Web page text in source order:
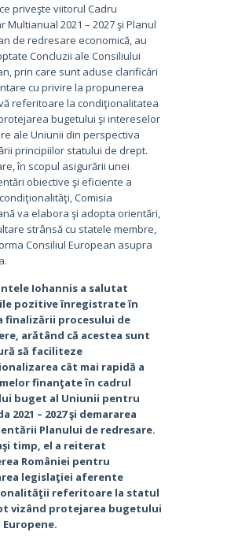
priveşte viitorul Cadru
Multianual 2021 – 2027 şi Planul
de redresare economică, au
Concluzii ale Consiliului
prin care sunt aduse clarificări
cu privire la propunerea
referitoare la condiţionalitatea
bugetului şi intereselor
ale Uniunii din perspectiva
principiilor statului de drept.
în scopul asigurării unei
obiective şi eficiente a
Comisia
va elabora şi adopta orientări,
strânsă cu statele membre,
Consiliul European asupra
Iohannis a salutat
pozitive înregistrate în
finalizării procesului de
arătând că acestea sunt
să faciliteze
cât mai rapidă a
finanţate în cadrul
buget al Uniunii pentru
2021 – 2027 şi demararea
Planului de redresare.
timp, el a reiterat
României pentru
legislaţiei aferente
referitoare la statul
vizând protejarea bugetului